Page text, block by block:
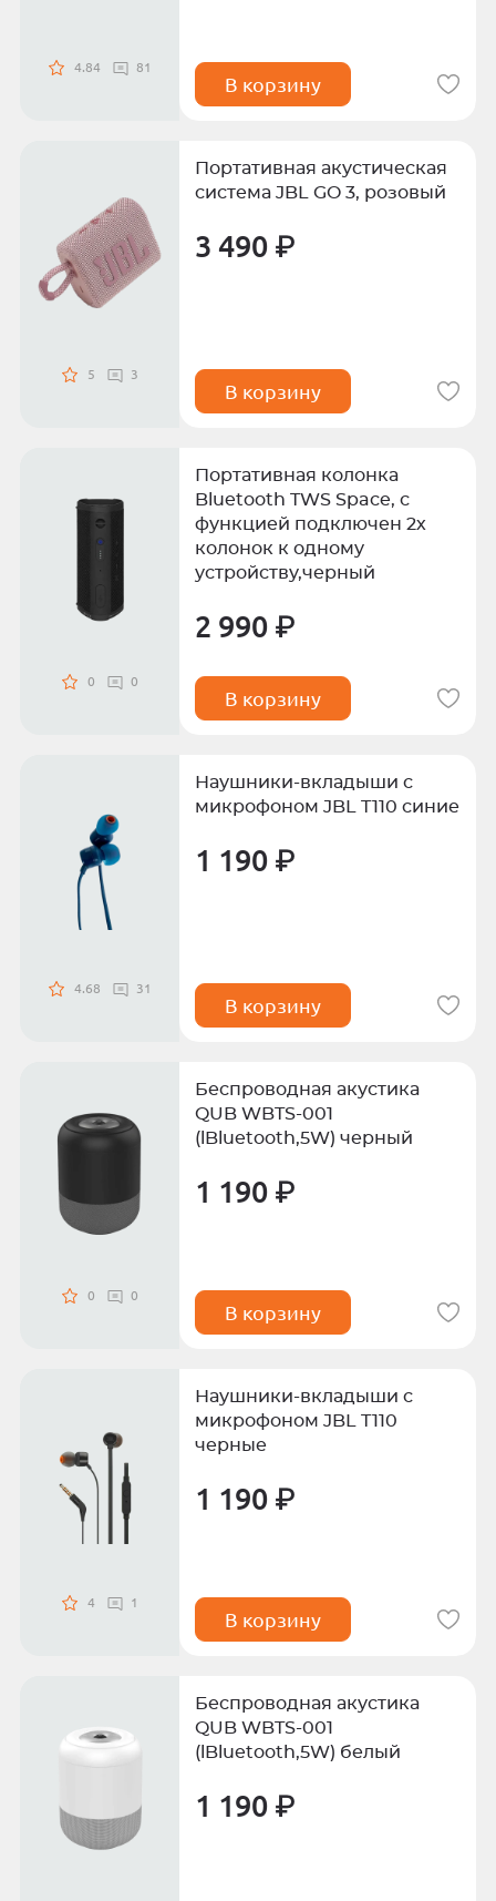
4.84 81
В корзину
5 3
Портативная акустическая
система JBL GO 3, розовый
3 490 ₽
В корзину
0 0
Портативная колонка
Bluetooth TWS Space, с
функцией подключен 2х
колонок к одному
устройству,черный
2 990 ₽
В корзину
4.68 31
Наушники-вкладыши с
микрофоном JBL T110 синие
1 190 ₽
В корзину
0 0
Беспроводная акустика
QUB WBTS-001
(lBluetooth,5W) черный
1 190 ₽
В корзину
4 1
Наушники-вкладыши с
микрофоном JBL T110
черные
1 190 ₽
В корзину
Беспроводная акустика
QUB WBTS-001
(lBluetooth,5W) белый
1 190 ₽